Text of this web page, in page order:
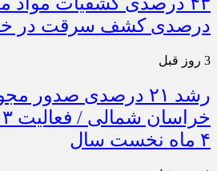
درصدی کشف سرقت در
3 روز قبل
رشد ۲۱ درصدی صدور
۴ ماه نخست سال